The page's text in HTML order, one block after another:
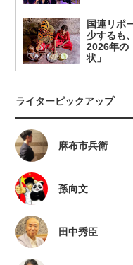
国連リポ
少するも
2026年の
状」
ライターピックアップ
麻布市兵衛
孫向文
田中秀臣